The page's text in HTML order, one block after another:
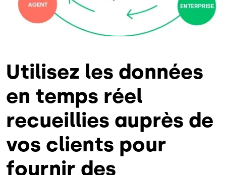
Utilisez les données
en temps réel
recueillies auprès de
vos clients pour
fournir des